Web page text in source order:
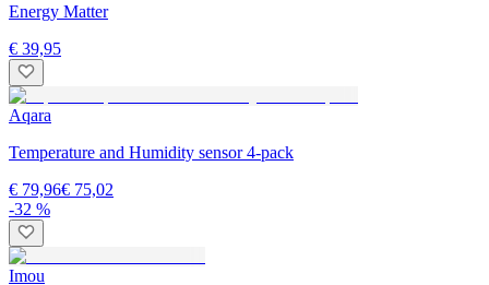
Energy Matter
€ 39,95
Aqara
Temperature and Humidity sensor 4-pack
€ 79,96€ 75,02
-32 %
Imou